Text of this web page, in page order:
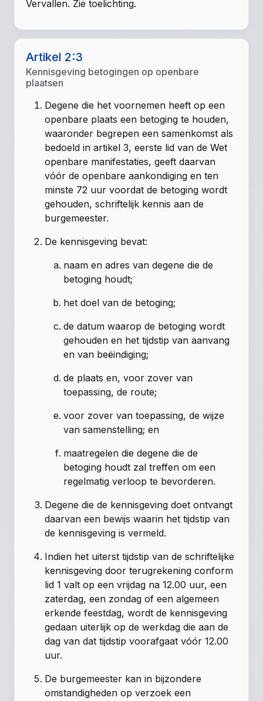
Vervallen. Zie toelichting.
Artikel 2:3
Kennisgeving betogingen op openbare
plaatsen
Degene die het voornemen heeft op een
openbare plaats een betoging te houden,
waaronder begrepen een samenkomst als
bedoeld in artikel 3, eerste lid van de Wet
openbare manifestaties, geeft daarvan
vóór de openbare aankondiging en ten
minste 72 uur voordat de betoging wordt
gehouden, schriftelijk kennis aan de
burgemeester.
De kennisgeving bevat:
naam en adres van degene die de
betoging houdt;
het doel van de betoging;
de datum waarop de betoging wordt
gehouden en het tijdstip van aanvang
en van beëindiging;
de plaats en, voor zover van
toepassing, de route;
voor zover van toepassing, de wijze
van samenstelling; en
maatregelen die degene die de
betoging houdt zal treffen om een
regelmatig verloop te bevorderen.
Degene die de kennisgeving doet ontvangt
daarvan een bewijs waarin het tijdstip van
de kennisgeving is vermeld.
Indien het uiterst tijdstip van de schriftelijke
kennisgeving door terugrekening conform
lid 1 valt op een vrijdag na 12.00 uur, een
zaterdag, een zondag of een algemeen
erkende feestdag, wordt de kennisgeving
gedaan uiterlijk op de werkdag die aan de
dag van dat tijdstip voorafgaat vóór 12.00
uur.
De burgemeester kan in bijzondere
omstandigheden op verzoek een